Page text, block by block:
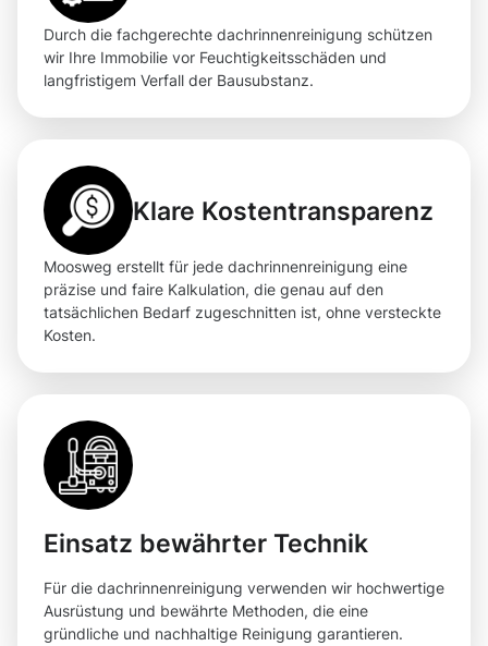
Durch die fachgerechte dachrinnenreinigung schützen
wir Ihre Immobilie vor Feuchtigkeitsschäden und
langfristigem Verfall der Bausubstanz.
Klare Kostentransparenz
Moosweg erstellt für jede dachrinnenreinigung eine
präzise und faire Kalkulation, die genau auf den
tatsächlichen Bedarf zugeschnitten ist, ohne versteckte
Kosten.
Einsatz bewährter Technik
Für die dachrinnenreinigung verwenden wir hochwertige
Ausrüstung und bewährte Methoden, die eine
gründliche und nachhaltige Reinigung garantieren.